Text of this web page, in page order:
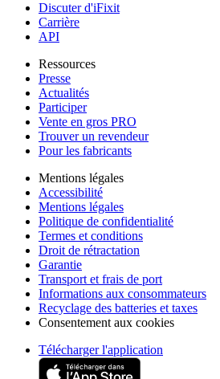
Discuter d'iFixit
Carrière
API
Ressources
Presse
Actualités
Participer
Vente en gros PRO
Trouver un revendeur
Pour les fabricants
Mentions légales
Accessibilité
Mentions légales
Politique de confidentialité
Termes et conditions
Droit de rétractation
Garantie
Transport et frais de port
Informations aux consommateurs
Recyclage des batteries et taxes
Consentement aux cookies
Télécharger l'application